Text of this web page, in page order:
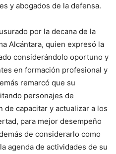
y abogados de la defensa.
por la decana de la
Alcántara, quien expresó la
considerándolo oportuno y
en formación profesional y
remarcó que su
personajes de
de capacitar y actualizar a los
para mejor desempeño
de considerarlo como
agenda de actividades de su